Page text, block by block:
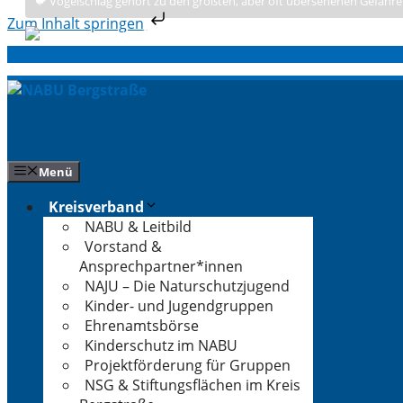
Zum Inhalt springen
Zum
Inhalt
springen
Menü
Kreisverband
NABU & Leitbild
Vorstand &
Ansprechpartner*innen
NAJU – Die Naturschutzjugend
Kinder- und Jugendgruppen
Ehrenamtsbörse
Kinderschutz im NABU
Projektförderung für Gruppen
NSG & Stiftungsflächen im Kreis